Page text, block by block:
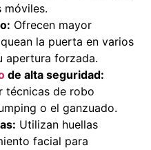
móviles.
Ofrecen mayor
la puerta en varios
apertura forzada.
de alta seguridad:
técnicas de robo
o el ganzuado.
Utilizan huellas
facial para